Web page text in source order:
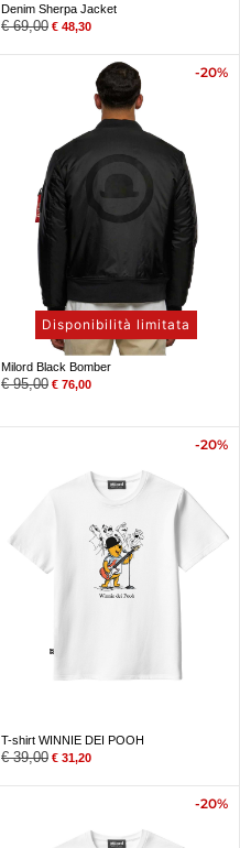
Denim Sherpa Jacket
€69,00 € 48,30
-20%
Disponibilità limitata
Milord Black Bomber
€95,00 € 76,00
-20%
T-shirt WINNIE DEI POOH
€39,00 € 31,20
-20%